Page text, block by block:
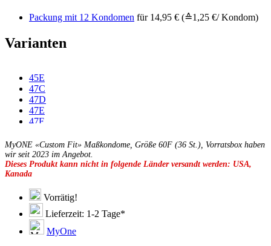
Packung mit 12 Kondomen für 14,95 € (≙1,25 €/ Kondom)
Varianten
45E
47C
47D
47E
47F
49D
49E
49F
49G
51C
51D
51E
51F
51G
MyONE «Custom Fit» Maßkondome, Größe 60F (36 St.), Vorratsbox haben
wir seit 2023 im Angebot.
Dieses Produkt kann nicht in folgende Länder versandt werden: USA,
Kanada
Vorrätig!
Lieferzeit: 1-2 Tage*
MyOne